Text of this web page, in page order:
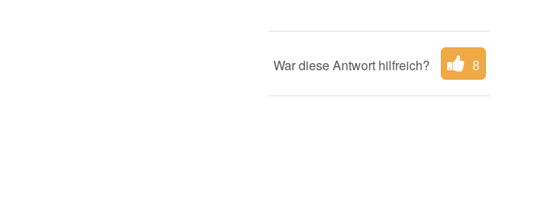
War diese Antwort hilfreich? 8